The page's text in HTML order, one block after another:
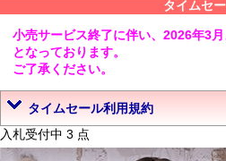
タイムセ
小売サービス終了に伴い、2026年3
となっております。
ご了承ください。
タイムセール利用規約
入札受付中 3 点